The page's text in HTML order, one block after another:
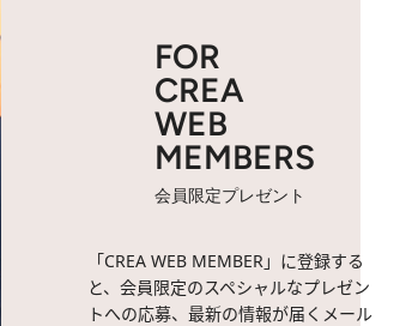
FOR
CREA
WEB
MEMBERS
会員限定プレゼント
「CREA WEB MEMBER」に登録する
と、会員限定のスペシャルなプレゼン
トへの応募、最新の情報が届くメール